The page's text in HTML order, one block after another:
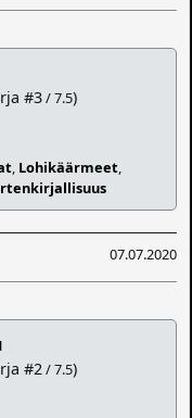
#3/ 7.5)
, Lohikäärmeet,
07.07.2020
#2/ 7.5)